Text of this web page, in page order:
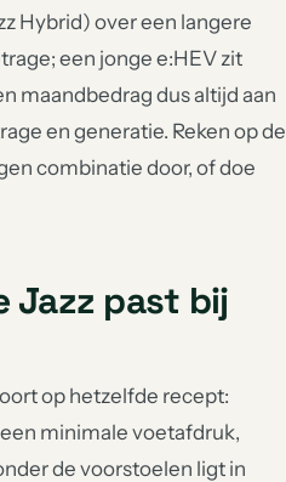
Hybrid) over een langere
een jonge e:HEV zit
maandbedrag dus altijd aan
en generatie. Reken op de
combinatie door, of doe
Jazz past bij
op hetzelfde recept:
minimale voetafdruk,
de voorstoelen ligt in